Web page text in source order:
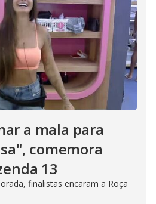
a mala para
comemora
13
finalistas encaram a Roça